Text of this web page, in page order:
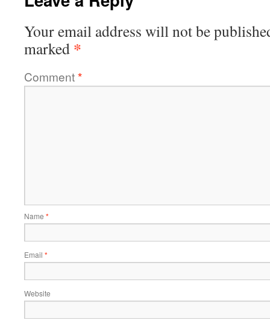
Your email address will not be
marked *
Comment*
Name *
Email *
Website